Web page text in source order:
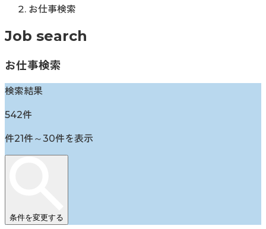
お仕事検索
Job search
お仕事検索
検索結果
542件
件21件～30件を表示
条件を変更する